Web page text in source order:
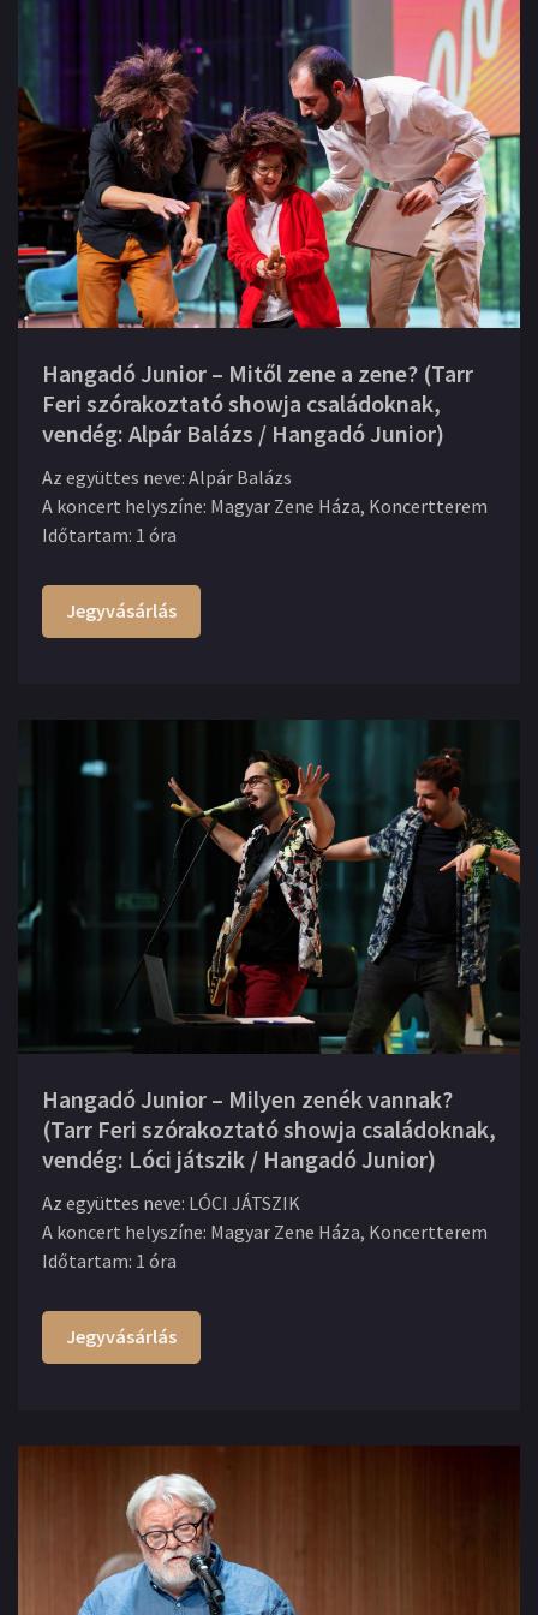
Hangadó Junior – Mitől zene a zene? (Tarr
Feri szórakoztató showja családoknak,
vendég: Alpár Balázs / Hangadó Junior)
Az együttes neve: Alpár Balázs
A koncert helyszíne: Magyar Zene Háza, Koncertterem
Időtartam: 1 óra
Jegyvásárlás
Hangadó Junior – Milyen zenék vannak?
(Tarr Feri szórakoztató showja családoknak,
vendég: Lóci játszik / Hangadó Junior)
Az együttes neve: LÓCI JÁTSZIK
A koncert helyszíne: Magyar Zene Háza, Koncertterem
Időtartam: 1 óra
Jegyvásárlás